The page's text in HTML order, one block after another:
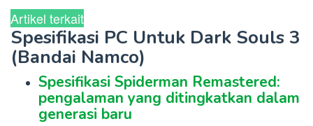
Artikel terkait
Spesifikasi PC Untuk Dark Souls 3
(Bandai Namco)
Spesifikasi Spiderman Remastered:
pengalaman yang ditingkatkan dalam
generasi baru